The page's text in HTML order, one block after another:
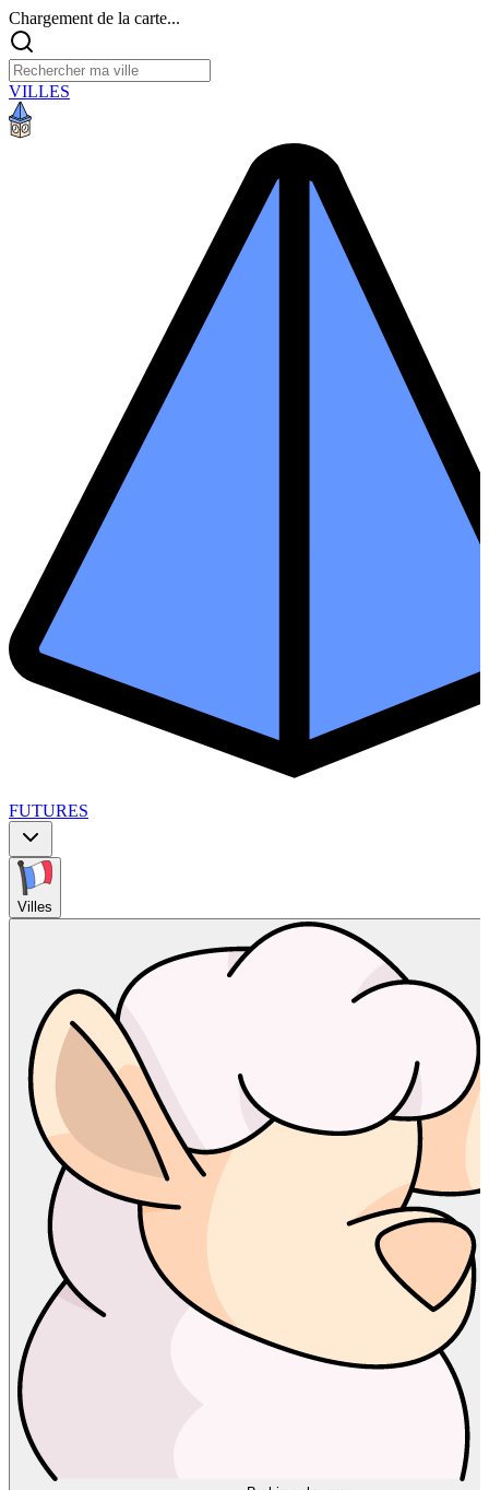
Chargement de la carte...
VILLES
FUTURES
Villes